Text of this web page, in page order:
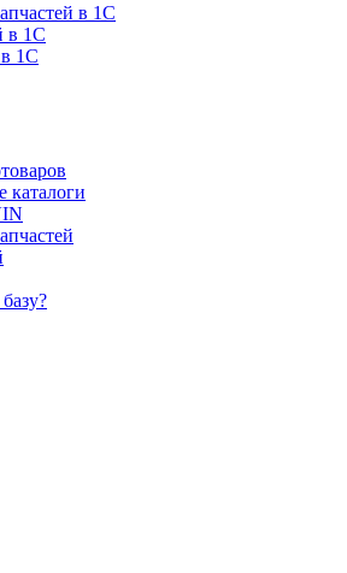
в 1C
в 1С
1C
каталоги